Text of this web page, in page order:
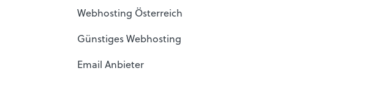
Webhosting Österreich
Günstiges Webhosting
Email Anbieter